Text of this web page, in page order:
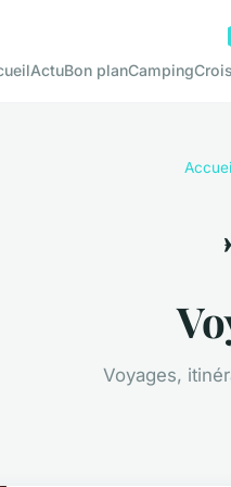
ActuBon planCamping
Voyages,